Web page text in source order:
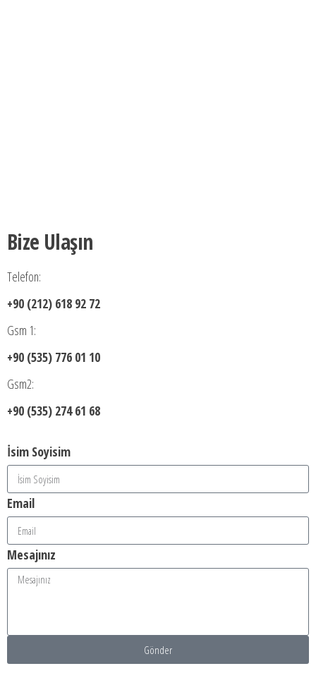
Bize Ulaşın
Telefon:
+90 (212) 618 92 72
Gsm 1:
+90 (535) 776 01 10
Gsm2:
+90 (535) 274 61 68
İsim Soyisim
Email
Mesajınız
Gönder